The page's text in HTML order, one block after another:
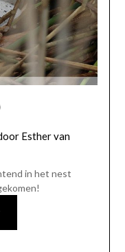
Esther van
in het nest